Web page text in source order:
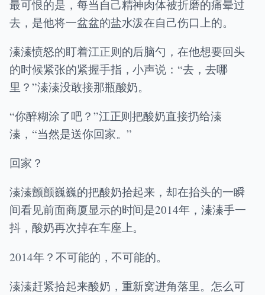
最可恨的是，每当自己精神肉体被折磨的痛晕过
去，是他将一盆盆的盐水泼在自己伤口上的。
溱溱愤怒的盯着江正则的后脑勺，在他想要回头
的时候紧张的紧握手指，小声说：“去，去哪
里？”溱溱没敢接那瓶酸奶。
“你醉糊涂了吧？”江正则把酸奶直接扔给溱
溱，“当然是送你回家。”
回家？
溱溱颤颤巍巍的把酸奶拾起来，却在抬头的一瞬
间看见前面商厦显示的时间是2014年，溱溱手一
抖，酸奶再次掉在车座上。
2014年？不可能的，不可能的。
溱溱赶紧拾起来酸奶，重新窝进角落里。怎么可